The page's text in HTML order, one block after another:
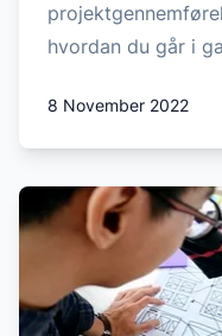
hvordan du går i
8 November 2022